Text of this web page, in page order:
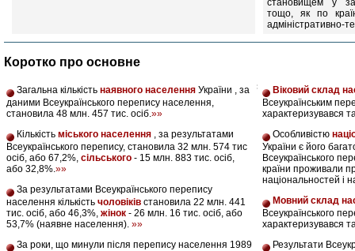
становищем у
тощо, як по
адміністративно-
Коротко про основне
Загальна кількість наявного населення України , за
даними Всеукраїнського перепису населення,
становила 48 млн. 457 тис. осіб.»»
Кількість міського населення , за результатами
Всеукраїнського перепису, становила 32 млн. 574 тис
осіб, або 67,2%, сільського - 15 млн. 883 тис. осіб,
або 32,8%.»»
За результатами Всеукраїнського перепису
населення кількість чоловіків становила 22 млн. 441
тис. осіб, або 46,3%, жінок - 26 млн. 16 тис. осіб, або
53,7% (наявне населення). »»
За роки, що минули після перепису населення 1989
Віковий склад
Всеукраїнським
характеризувався
Особливістю
України є його
Всеукраїнського
країни проживали
національностей і
Мовний склад
Всеукраїнського
характеризувався
Результати